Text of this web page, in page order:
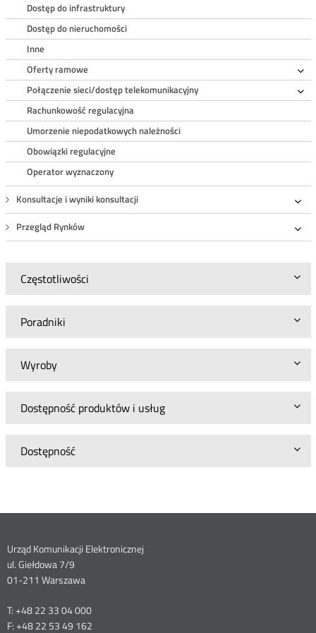
Dostęp do infrastruktury
Dostęp do nieruchomości
Inne
Oferty ramowe
Połączenie sieci/dostęp telekomunikacyjny
Rachunkowość regulacyjna
Umorzenie niepodatkowych należności
Obowiązki regulacyjne
Operator wyznaczony
Konsultacje i wyniki konsultacji
Przegląd Rynków
Częstotliwości
Poradniki
Wyroby
Dostępność produktów i usług
Dostępność
Dane
kontaktowe
Urząd Komunikacji Elektronicznej
ul. Giełdowa 7/9
01-211 Warszawa
T: +48 22 33 04 000
F: +48 22 53 49 162